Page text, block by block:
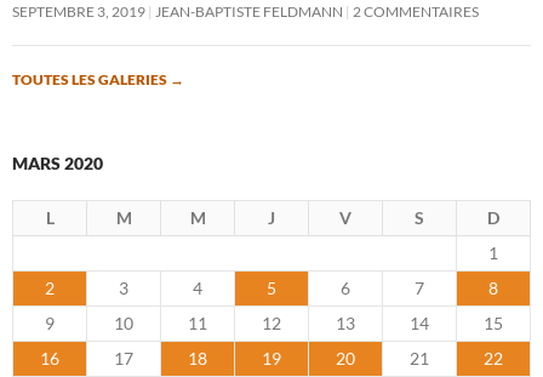
SEPTEMBRE 3, 2019
JEAN-BAPTISTE FELDMANN 2 COMMENTAIRES
TOUTES LES GALERIES →
MARS 2020
L M M J V S
D
1
2
3 4 5 6 7
8
9
10 11 12 13 14
15
16
17 18 19 20 21
22